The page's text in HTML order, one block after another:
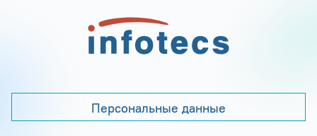
Персональные данные